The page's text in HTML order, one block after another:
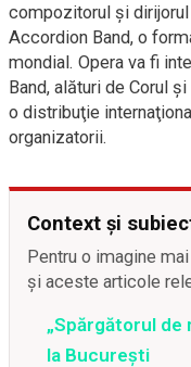
compozitorul şi
Accordion Band, o
mondial. Opera va fi
Band, alături de Corul
o distribuţie
organizatorii.
Context și
Pentru o imagine
și aceste articole
„Spărgătorul de
la București